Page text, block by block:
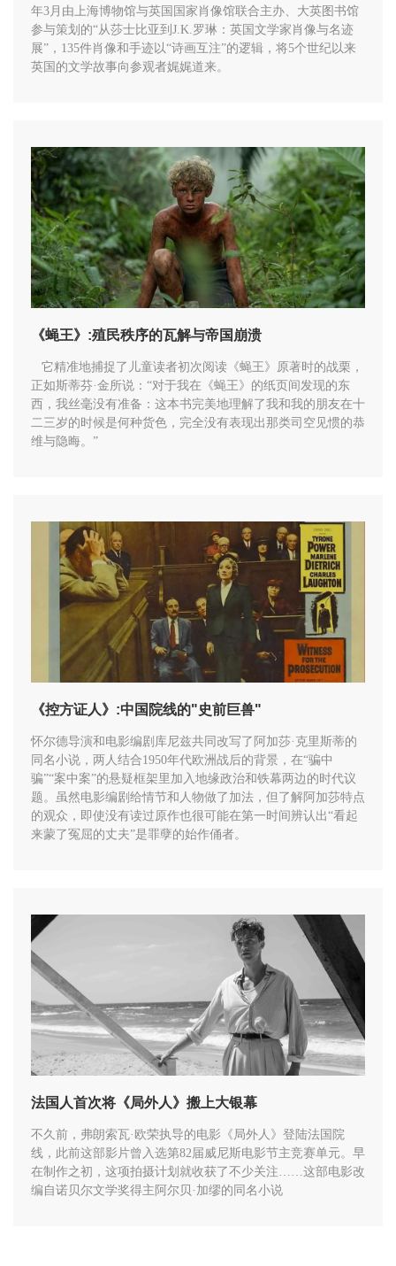
年3月由上海博物馆与英国国家肖像馆联合主办、大英图书馆
参与策划的“从莎士比亚到J.K.罗琳：英国文学家肖像与名迹
展”，135件肖像和手迹以“诗画互注”的逻辑，将5个世纪以来
英国的文学故事向参观者娓娓道来。
《蝇王》:殖民秩序的瓦解与帝国崩溃
它精准地捕捉了儿童读者初次阅读《蝇王》原著时的战栗，
正如斯蒂芬·金所说：“对于我在《蝇王》的纸页间发现的东
西，我丝毫没有准备：这本书完美地理解了我和我的朋友在十
二三岁的时候是何种货色，完全没有表现出那类司空见惯的恭
维与隐晦。”
《控方证人》:中国院线的"史前巨兽"
怀尔德导演和电影编剧库尼兹共同改写了阿加莎·克里斯蒂的
同名小说，两人结合1950年代欧洲战后的背景，在“骗中
骗”“案中案”的悬疑框架里加入地缘政治和铁幕两边的时代议
题。虽然电影编剧给情节和人物做了加法，但了解阿加莎特点
的观众，即使没有读过原作也很可能在第一时间辨认出“看起
来蒙了冤屈的丈夫”是罪孽的始作俑者。
法国人首次将《局外人》搬上大银幕
不久前，弗朗索瓦·欧荣执导的电影《局外人》登陆法国院
线，此前这部影片曾入选第82届威尼斯电影节主竞赛单元。早
在制作之初，这项拍摄计划就收获了不少关注……这部电影改
编自诺贝尔文学奖得主阿尔贝·加缪的同名小说